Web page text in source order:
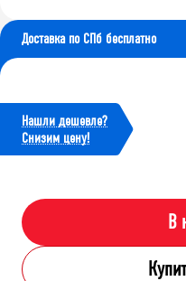
Доставка по СПб бесплатно
Нашли дешевле?
Cнизим цену!
В